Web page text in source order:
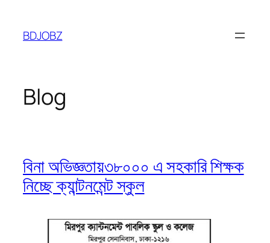
content
BDJOBZ
Blog
বিনা অভিজ্ঞতায়৩৮০০০ এ সহকারি শিক্ষক
নিচ্ছে ক্যান্টনমেন্ট স্কুল